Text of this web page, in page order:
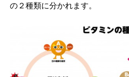
の２種類に分かれます。